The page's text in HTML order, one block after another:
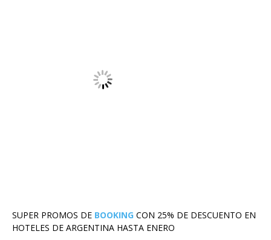
SUPER PROMOS DE BOOKING CON 25% DE DESCUENTO EN
HOTELES DE ARGENTINA HASTA ENERO